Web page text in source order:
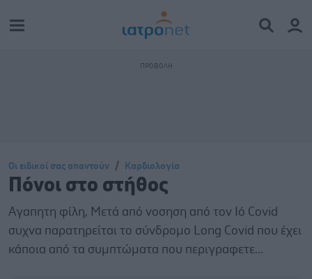
Οι ειδικοί σας απαντούν Καρδιολογία
Πόνοι στο στήθος
Αγαπητη φίλη, Μετά από νοσηση από τον Ιό Covid
συχνα παρατηρείται το σύνδρομο Long Covid που έχει
κάποια από τα συμπτώματα που περιγραφετε...